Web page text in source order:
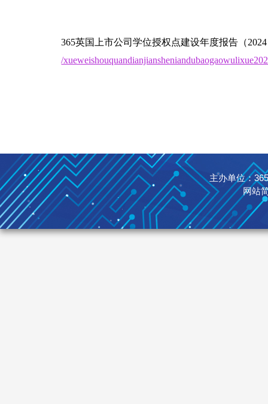
365英国上市公司学位授权点建设年度报告（
/
主办单位：365
网站